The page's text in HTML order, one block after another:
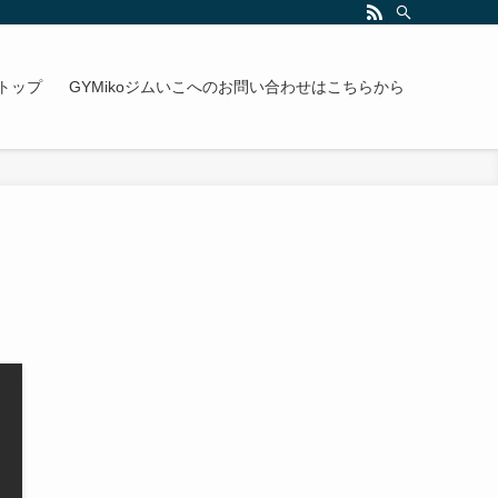
ップ GYMikoジムいこへのお問い合わせはこちらから